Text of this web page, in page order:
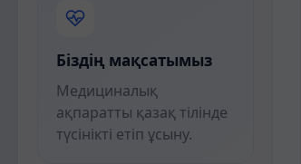
Біздің мақсатымыз
Медициналық
ақпаратты қазақ тілінде
түсінікті етіп ұсыну.